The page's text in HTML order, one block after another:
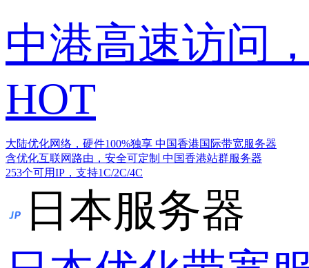
中港高速访问
HOT
大陆优化网络，硬件100%独享 中国香港国际带宽服务器
含优化互联网路由，安全可定制 中国香港站群服务器
253个可用IP，支持1C/2C/4C
日本服务器